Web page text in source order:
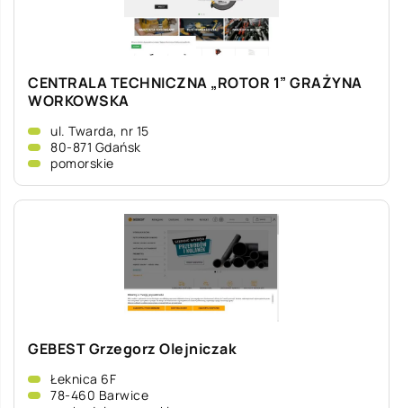
CENTRALA TECHNICZNA „ROTOR 1” GRAŻYNA
WORKOWSKA
ul. Twarda, nr 15
80-871 Gdańsk
pomorskie
GEBEST Grzegorz Olejniczak
Łeknica 6F
78-460 Barwice